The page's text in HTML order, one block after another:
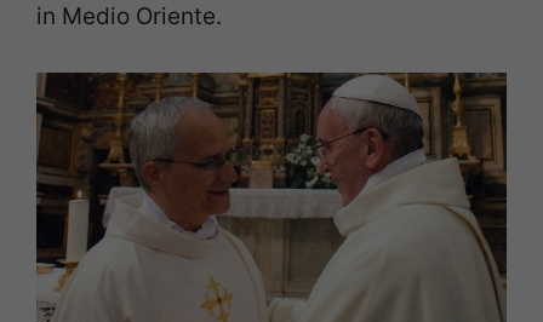
in Medio Oriente.